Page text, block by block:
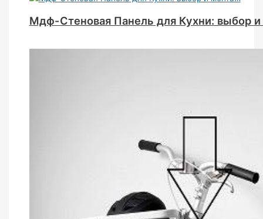
Мдф-Стеновая Панель для Кухни: выбор